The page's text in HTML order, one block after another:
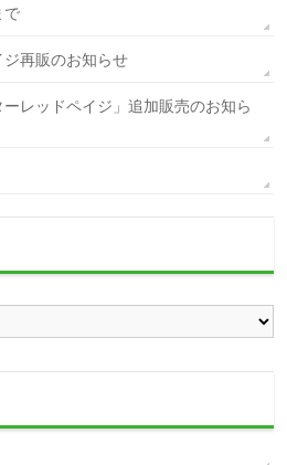
で
再販のお知らせ
レッドペイジ」追加販売のお知ら